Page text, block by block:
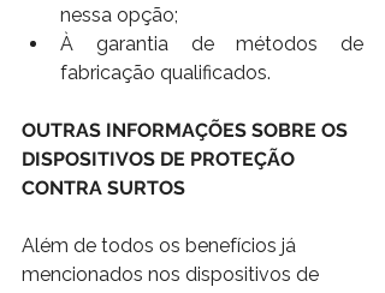
nessa opção;
À garantia de métodos de
fabricação qualificados.
OUTRAS INFORMAÇÕES SOBRE OS
DISPOSITIVOS DE PROTEÇÃO
CONTRA SURTOS
Além de todos os benefícios já
mencionados nos dispositivos de